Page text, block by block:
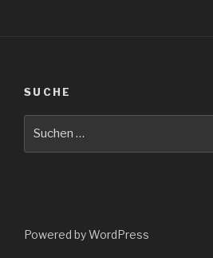
SUCHE
Powered by WordPress